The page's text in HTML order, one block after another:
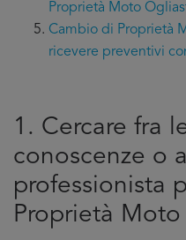
Proprietà Moto
Cambio di Proprietà
ricevere preventivi
1. Cercare fra
conoscenze o
professionista
Proprietà Moto